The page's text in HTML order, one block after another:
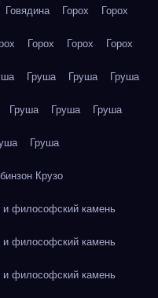
Говядина Горох Горох
Горох Горох Горох
Груша Груша Груша
Груша Груша Груша
Груша
Крузо
философский камень
философский камень
философский камень